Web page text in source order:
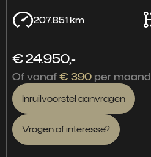
207.851 km
€ 24.950,-
Of vanaf€ 390 per maand
Inruilvoorstel aanvragen
Vragen of interesse?